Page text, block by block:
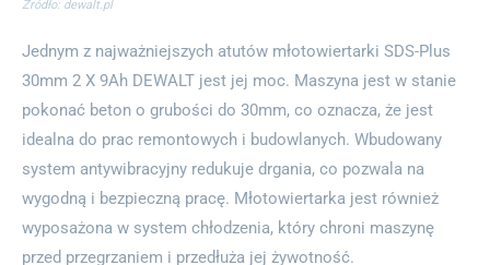
Źródło: dewalt.pl
Jednym z najważniejszych atutów młotowiertarki SDS-Plus
30mm 2 X 9Ah DEWALT jest jej moc. Maszyna jest w stanie
pokonać beton o grubości do 30mm, co oznacza, że jest
idealna do prac remontowych i budowlanych. Wbudowany
system antywibracyjny redukuje drgania, co pozwala na
wygodną i bezpieczną pracę. Młotowiertarka jest również
wyposażona w system chłodzenia, który chroni maszynę
przed przegrzaniem i przedłuża jej żywotność.